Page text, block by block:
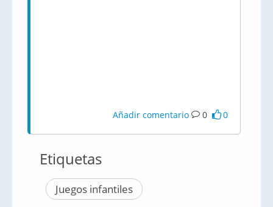
Añadir comentario 0 0
Etiquetas
Juegos infantiles